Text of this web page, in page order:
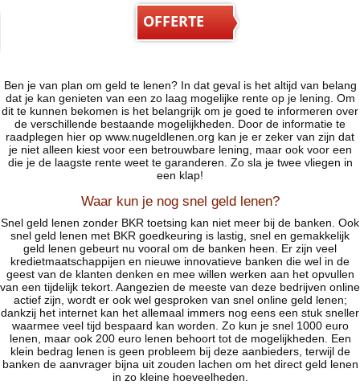
OFFERTE
Ben je van plan om geld te lenen? In dat geval is het altijd van belang
dat je kan genieten van een zo laag mogelijke rente op je lening. Om
dit te kunnen bekomen is het belangrijk om je goed te informeren over
de verschillende bestaande mogelijkheden. Door de informatie te
raadplegen hier op www.nugeldlenen.org kan je er zeker van zijn dat
je niet alleen kiest voor een betrouwbare lening, maar ook voor een
die je de laagste rente weet te garanderen. Zo sla je twee vliegen in
een klap!
Waar kun je nog snel geld lenen?
Snel geld lenen zonder BKR toetsing kan niet meer bij de banken. Ook
snel geld lenen met BKR goedkeuring is lastig, snel en gemakkelijk
geld lenen gebeurt nu vooral om de banken heen. Er zijn veel
kredietmaatschappijen en nieuwe innovatieve banken die wel in de
geest van de klanten denken en mee willen werken aan het opvullen
van een tijdelijk tekort. Aangezien de meeste van deze bedrijven online
actief zijn, wordt er ook wel gesproken van snel online geld lenen;
dankzij het internet kan het allemaal immers nog eens een stuk sneller
waarmee veel tijd bespaard kan worden. Zo kun je snel 1000 euro
lenen, maar ook 200 euro lenen behoort tot de mogelijkheden. Een
klein bedrag lenen is geen probleem bij deze aanbieders, terwijl de
banken de aanvrager bijna uit zouden lachen om het direct geld lenen
in zo kleine hoeveelheden.